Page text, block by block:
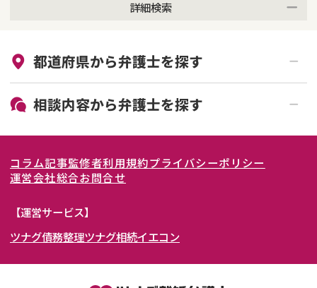
詳細検索
初回相談無料
土日祝の相談可能
都道府県から弁護士を探す
北海道・東北
北海道 青森県
岩手県 宮城県
秋田県
福島県
関東
東京都 神奈川県
埼玉県
茨城県 群馬県
東海
愛知県
岐阜県 山梨県
関西
大阪府 京都府
奈良県
北陸・甲信越
石川県
相談内容から弁護士を探す
離婚裁判
親権・面会交流権
不貞・不倫慰謝料請求
養育費問題
財産分与
コラム記事監修者利用規約プライバシーポリシー
運営会社総合お問合せ
【運営サービス】
ツナグ債務整理ツナグ相続イエコン